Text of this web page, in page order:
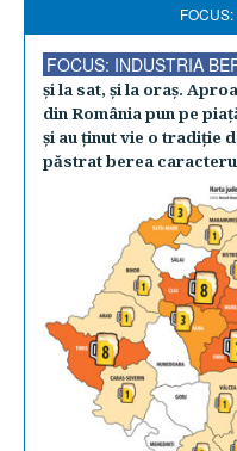
FOCUS: INDUSTRIA
şi la sat, şi la oraş.
din România pun pe
şi au ţinut vie o tradiţie
păstrat berea